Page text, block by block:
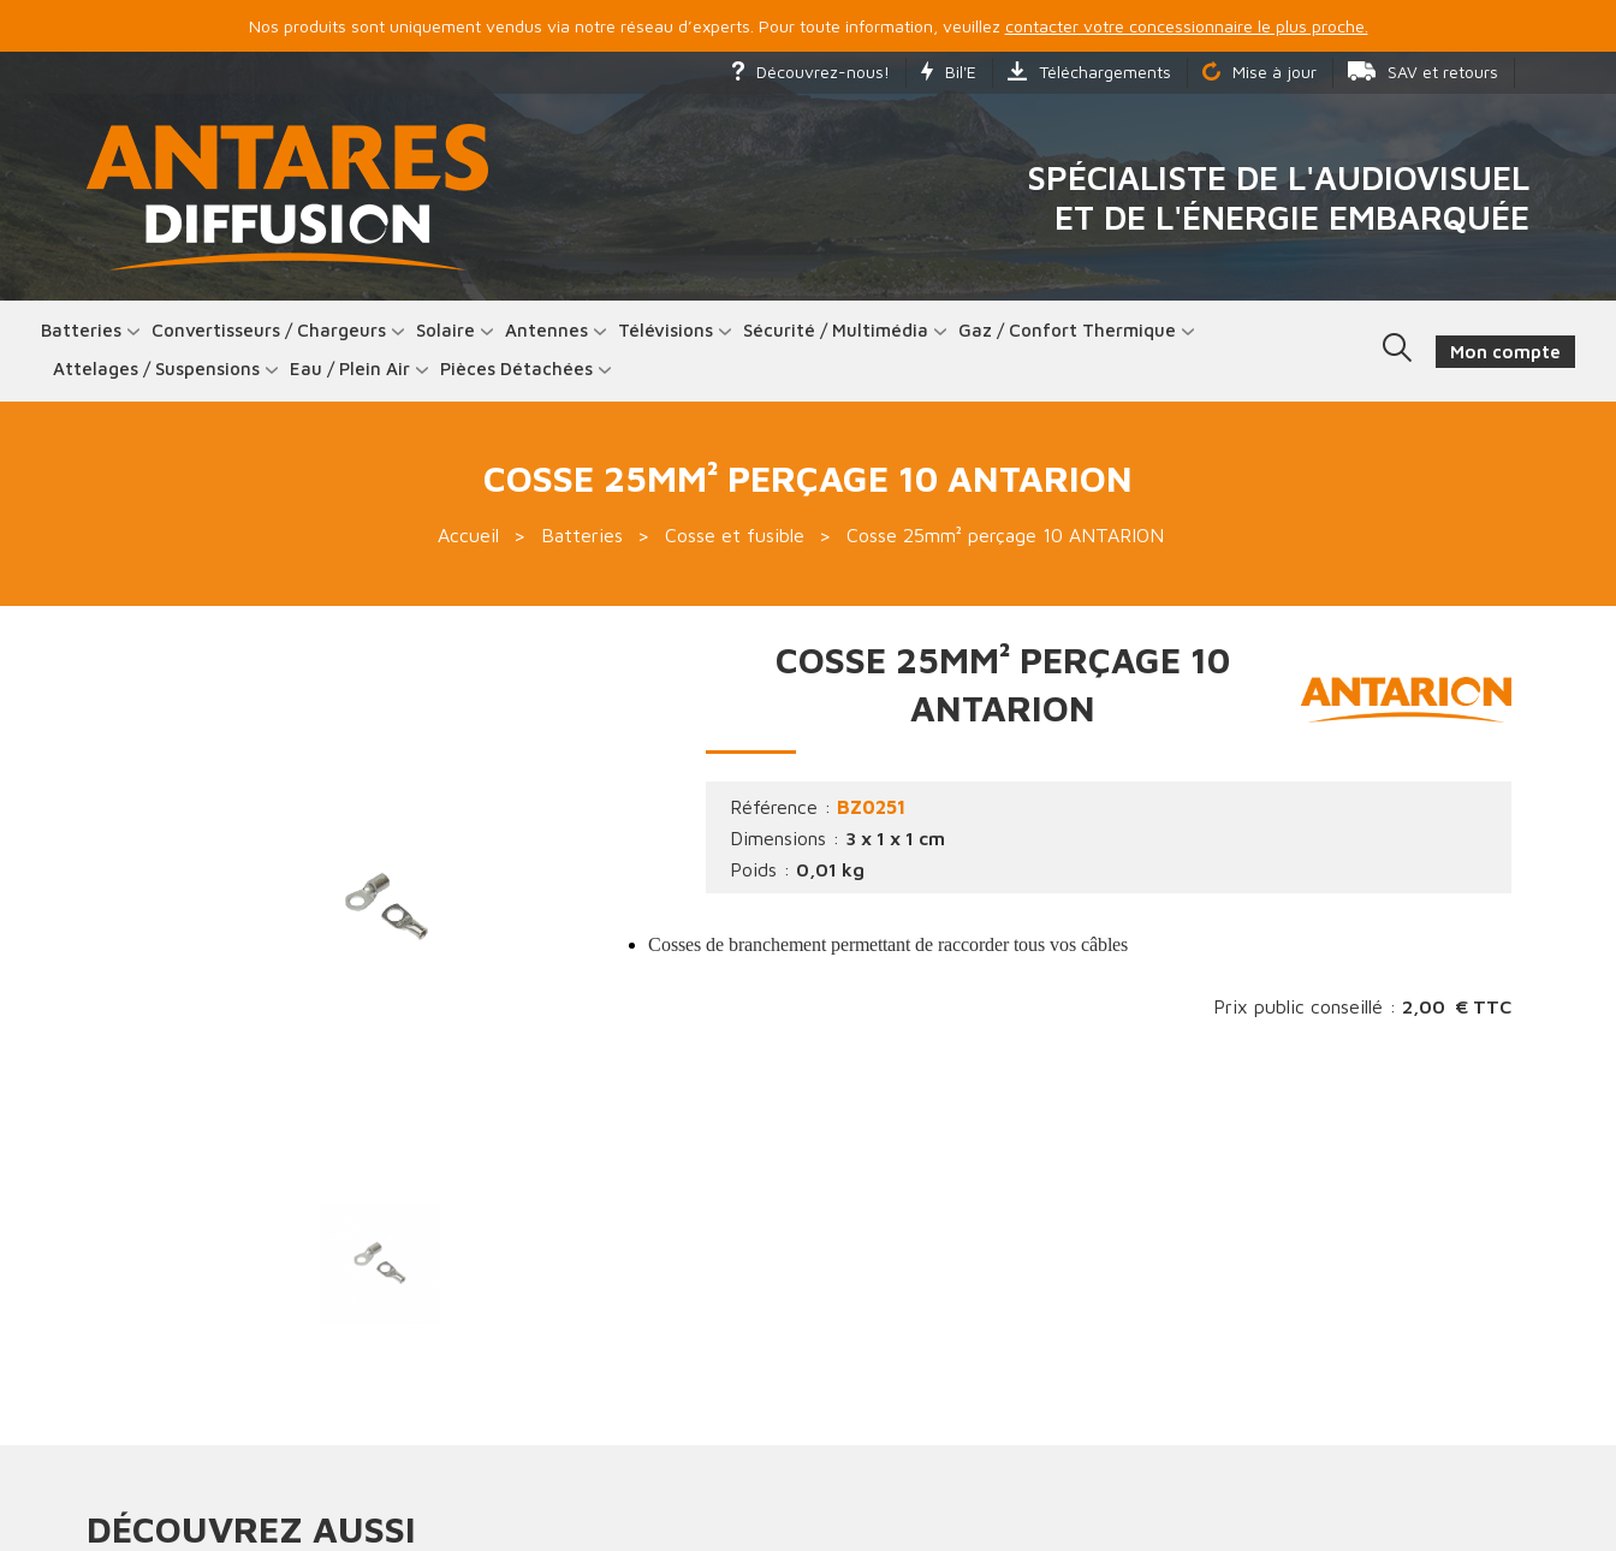
Nos produits sont uniquement vendus via notre réseau d’experts. Pour toute information, veuillez contacter votre concessionnaire le plus proche.
Découvrez-nous! Bil'E Téléchargements Mise à jour SAV et retours
SPÉCIALISTE DE L'AUDIOVISUEL
ET DE L'ÉNERGIE EMBARQUÉE
Batteries Convertisseurs / Chargeurs Solaire Antennes Télévisions Sécurité / Multimédia
Gaz / Confort Thermique
Attelages / Suspensions
Eau / Plein Air Pièces Détachées
Mon compte
COSSE 25MM² PERÇAGE 10 ANTARION
Accueil Batteries Cosse et fusible Cosse 25mm² perçage 10 ANTARION
COSSE 25MM² PERÇAGE 10
ANTARION
Référence : BZ0251
Dimensions : 3 x 1 x 1 cm
Poids : 0,01 kg
Cosses de branchement permettant de raccorder tous vos câbles
Prix public conseillé : 2,00 € TTC
DÉCOUVREZ AUSSI